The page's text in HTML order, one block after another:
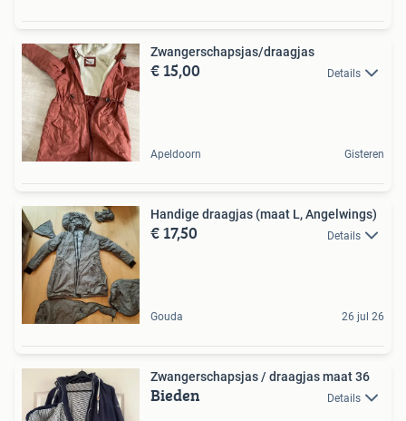
Zwangerschapsjas/draagjas
€ 15,00 Details
Apeldoorn Gisteren
Handige draagjas (maat L, Angelwings)
€ 17,50 Details
Gouda 26 jul 26
Zwangerschapsjas / draagjas maat 36
Bieden Details